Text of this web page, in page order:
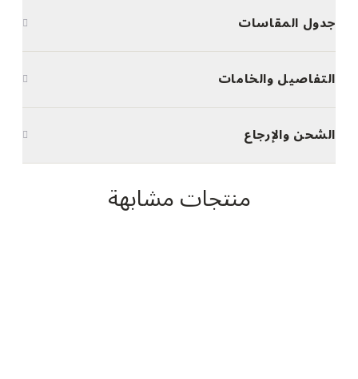
جدول المقاسات
التفاصيل والخامات
الشحن والإرجاع
منتجات مشابهة